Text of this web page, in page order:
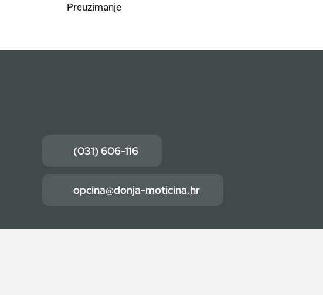
Preuzimanje
(031) 606-116
opcina@donja-moticina.hr